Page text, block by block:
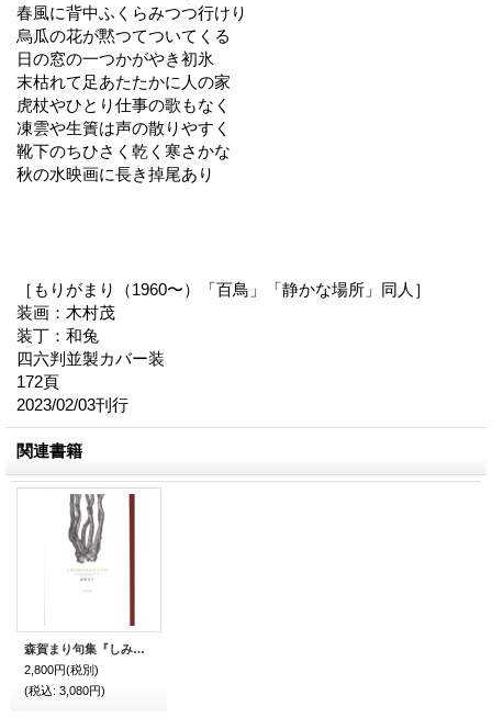
春風に背中ふくらみつつ行けり
烏瓜の花が黙つてついてくる
日の窓の一つかがやき初氷
末枯れて足あたたかに人の家
虎杖やひとり仕事の歌もなく
凍雲や生簀は声の散りやすく
靴下のちひさく乾く寒さかな
秋の水映画に長き掉尾あり
［もりがまり（1960〜）「百鳥」「静かな場所」同人］
装画：木村茂
装丁：和兔
四六判並製カバー装
172頁
2023/02/03刊行
関連書籍
森賀まり句集『しみづあたたかをふくむ』
2,800円(税別)
(税込: 3,080円)